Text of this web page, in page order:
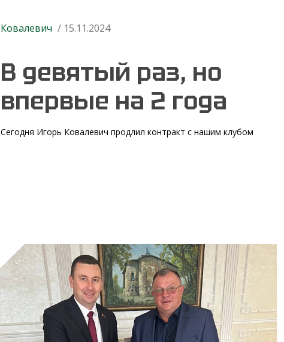
Ковалевич / 15.11.2024
В девятый раз, но
впервые на 2 года
Сегодня Игорь Ковалевич продлил контракт с нашим клубом